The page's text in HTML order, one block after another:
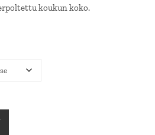
koukun koko.
Bamboo määrä